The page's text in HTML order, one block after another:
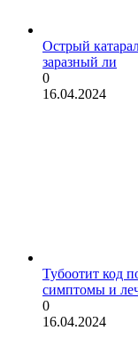
Острый
заразный ли
0
16.04.2024
Тубоотит код
симптомы и
0
16.04.2024